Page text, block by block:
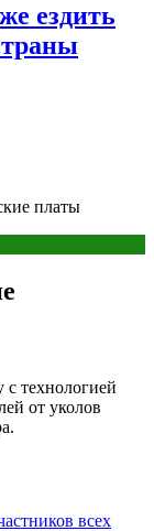
ездить
платы
технологией
от уколов
всех